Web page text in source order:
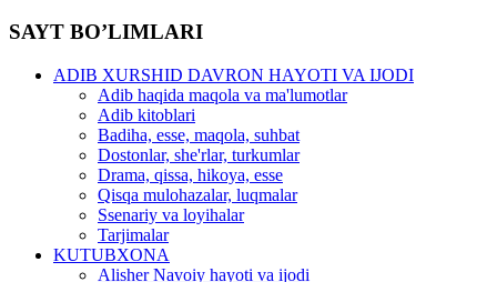
SAYT BO’LIMLARI
ADIB XURSHID DAVRON HAYOTI VA IJODI
Adib haqida maqola va ma'lumotlar
Adib kitoblari
Badiha, esse, maqola, suhbat
Dostonlar, she'rlar, turkumlar
Drama, qissa, hikoya, esse
Qisqa mulohazalar, luqmalar
Ssenariy va loyihalar
Tarjimalar
KUTUBXONA
Alisher Navoiy hayoti va ijodi